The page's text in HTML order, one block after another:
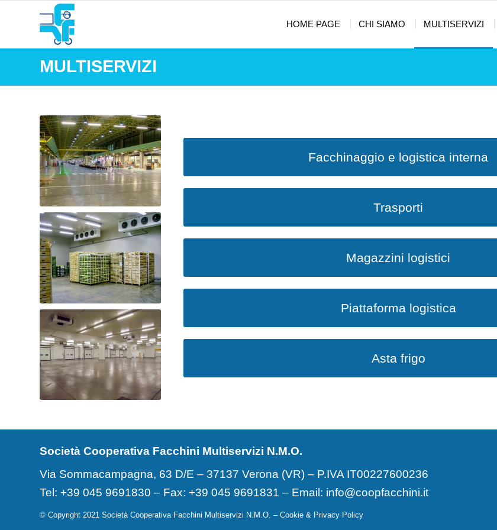
HOME PAGE CHI SIAMO MULTISERVIZI
MULTISERVIZI
Facchinaggio e logistica interna
Trasporti
Magazzini logistici
Piattaforma logistica
Asta frigo
Società Cooperativa Facchini Multiservizi N.M.O.
Via Sommacampagna, 63 D/E – 37137 Verona (VR) – P.IVA IT00227600236
Tel: +39 045 9691830 – Fax: +39 045 9691831 – Email: info@coopfacchini.it
© Copyright 2021 Società Cooperativa Facchini Multiservizi N.M.O. – Cookie & Privacy Policy